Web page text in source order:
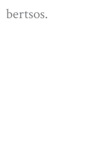
bertsos.